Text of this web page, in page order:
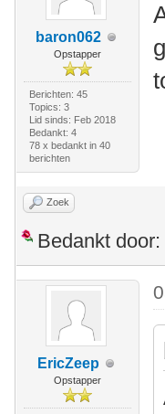
baron062
Opstapper
Berichten: 45
Topics: 3
Lid sinds: Feb 2018
Bedankt: 4
78 x bedankt in 40
berichten
Zoek
Bedankt door:
EricZeep
Opstapper